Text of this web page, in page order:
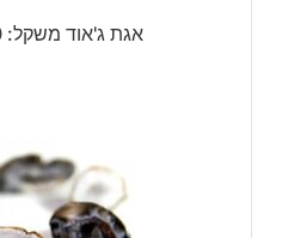
אגת ג'אוד משקל: 30 – 40 גרם